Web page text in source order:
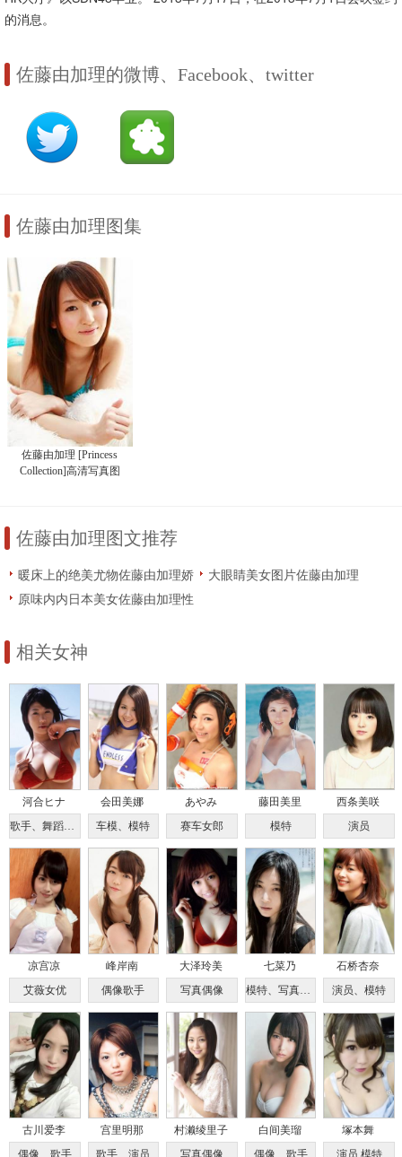
的消息。
佐藤由加理的微博、Facebook、twitter
佐藤由加理图集
佐藤由加理 [Princess
Collection]高清写真图
佐藤由加理图文推荐
暖床上的绝美尤物佐藤由加理娇
羞可人
大眼睛美女图片佐藤由加理
原味内内日本美女佐藤由加理性
相关女神
河合ヒナ
歌手、舞蹈讲师、写真偶像
会田美娜
车模、模特
あやみ
赛车女郎
藤田美里
模特
西条美咲
演员
凉宫凉
艾薇女优
峰岸南
偶像歌手
大泽玲美
写真偶像
七菜乃
模特、写真偶像
石桥杏奈
演员、模特
古川爱李
宫里明那
村濑绫里子
白间美瑠
塚本舞